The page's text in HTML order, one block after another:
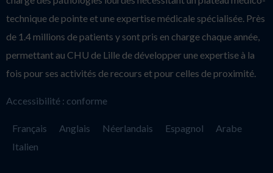
technique de pointe et une expertise médicale spécialisée. Près
de 1.4 millions de patients y sont pris en charge chaque année,
permettant au CHU de Lille de développer une expertise à la
fois pour ses activités de recours et pour celles de proximité.
Accessibilité : conforme
Français Anglais Néerlandais Espagnol
Arabe
Italien